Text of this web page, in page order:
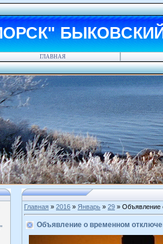
ГЛАВНАЯ
Главная » 2016 » Январь » 29 » Объявление
Объявление о временном